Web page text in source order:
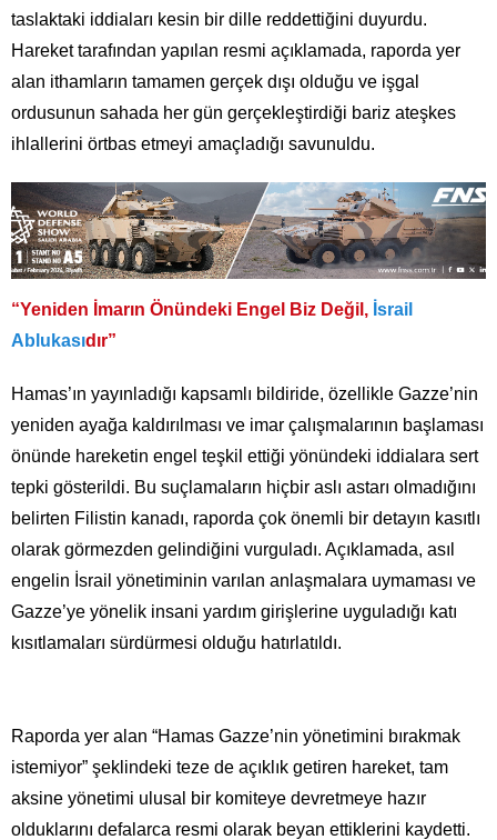
taslaktaki iddiaları kesin bir dille reddettiğini duyurdu.
Hareket tarafından yapılan resmi açıklamada, raporda yer
alan ithamların tamamen gerçek dışı olduğu ve işgal
ordusunun sahada her gün gerçekleştirdiği bariz ateşkes
ihlallerini örtbas etmeyi amaçladığı savunuldu.
“Yeniden İmarın Önündeki Engel Biz Değil, İsrail
Ablukasıdır”
Hamas’ın yayınladığı kapsamlı bildiride, özellikle Gazze’nin
yeniden ayağa kaldırılması ve imar çalışmalarının başlaması
önünde hareketin engel teşkil ettiği yönündeki iddialara sert
tepki gösterildi. Bu suçlamaların hiçbir aslı astarı olmadığını
belirten Filistin kanadı, raporda çok önemli bir detayın kasıtlı
olarak görmezden gelindiğini vurguladı. Açıklamada, asıl
engelin İsrail yönetiminin varılan anlaşmalara uymaması ve
Gazze’ye yönelik insani yardım girişlerine uyguladığı katı
kısıtlamaları sürdürmesi olduğu hatırlatıldı.
Raporda yer alan “Hamas Gazze’nin yönetimini bırakmak
istemiyor” şeklindeki teze de açıklık getiren hareket, tam
aksine yönetimi ulusal bir komiteye devretmeye hazır
olduklarını defalarca resmi olarak beyan ettiklerini kaydetti.